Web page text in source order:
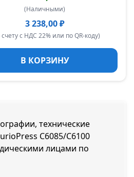
(Наличными)
3 238,00 ₽
с НДС 22% или по QR-коду)
В КОРЗИНУ
технические
C6085/C6100
лицами по